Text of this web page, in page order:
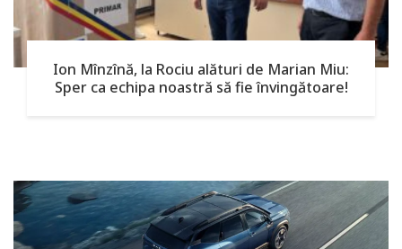
Ion Mînzînă, la Rociu alături de Marian Miu:
Sper ca echipa noastră să fie învingătoare!